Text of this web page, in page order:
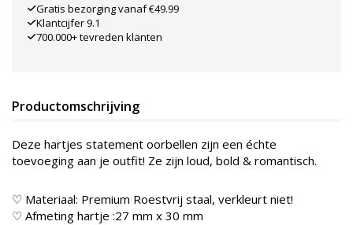
Gratis bezorging vanaf €49.99
Klantcijfer 9.1
700.000+ tevreden klanten
Productomschrijving
Deze hartjes statement oorbellen zijn een échte
toevoeging aan je outfit! Ze zijn loud, bold & romantisch.
♡ Materiaal: Premium Roestvrij staal, verkleurt niet!
♡ Afmeting hartje :27 mm x 30 mm